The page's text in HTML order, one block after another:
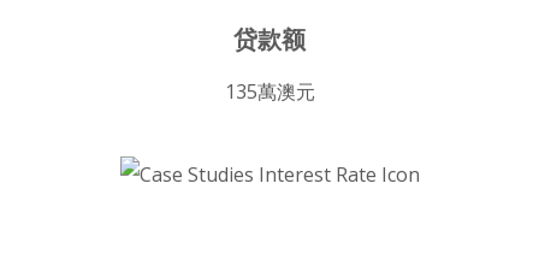
贷款额
135萬澳元